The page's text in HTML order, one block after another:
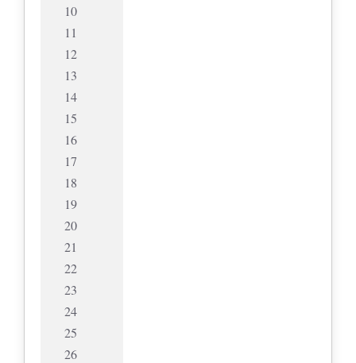
10
11
12
13
14
15
16
17
18
19
20
21
22
23
24
25
26